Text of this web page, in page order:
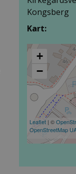
Kongsberg
Kart:
+
−
Leaflet| ©
OpenStreetMap